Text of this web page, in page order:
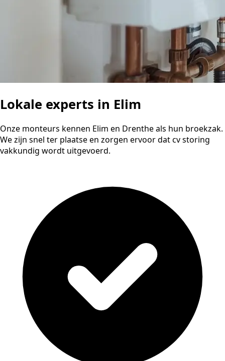
Lokale experts in Elim
Onze monteurs kennen Elim en Drenthe als hun broekzak.
We zijn snel ter plaatse en zorgen ervoor dat cv storing
vakkundig wordt uitgevoerd.